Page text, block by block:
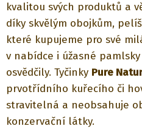
kvalitou svých produktů a
díky skvělým obojkům,
které kupujeme pro své
v nabídce i úžasné
osvědčily. Tyčinky Pure
prvotřídního kuřecího či
stravitelná a neobsahuje
konzervační látky.